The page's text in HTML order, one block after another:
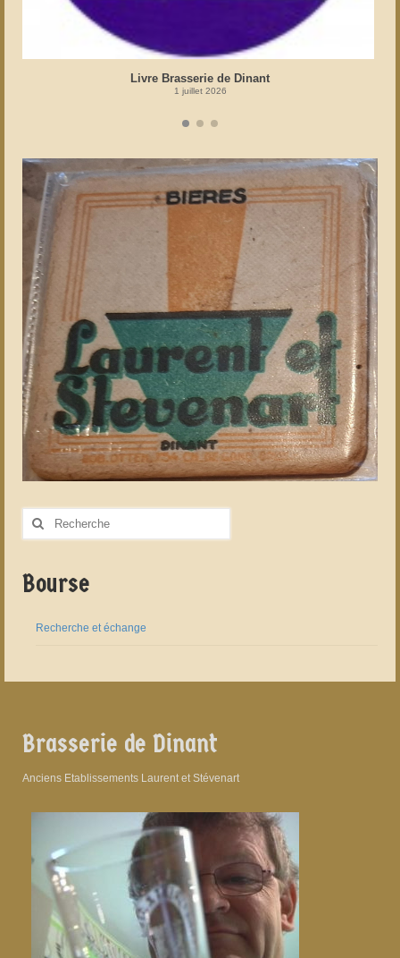
Livre Brasserie de Dinant
1 juillet 2026
Rechercher
Bourse
Recherche et échange
Brasserie de Dinant
Anciens Etablissements Laurent et Stévenart